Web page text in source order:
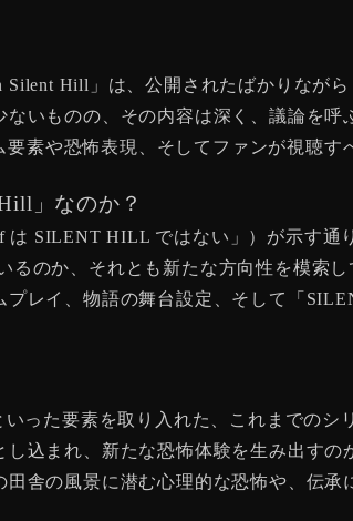
Hill」は、公開されたばかりなが
いものの、その内容は深く、議論を
素や恐怖表現、そしてファンが視聴す
」なのか？
SILENT HILL ではない」）が示す通
のか、それとも新たな方向性を模索
レイ、物語の舞台設定、そして「
った要素を取り入れた、これまでのシ
込まれ、新たな恐怖体験を生み出す
舎の風景に潜む心理的な恐怖や、伝